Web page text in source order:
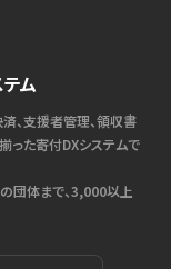
ム
、支援者管理、領収書
った寄付DXシステムで
団体まで、3,000以上